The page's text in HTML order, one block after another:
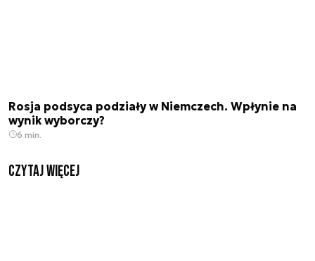
Rosja podsyca podziały w Niemczech. Wpłynie na
wynik wyborczy?
6 min.
czytaj więcej